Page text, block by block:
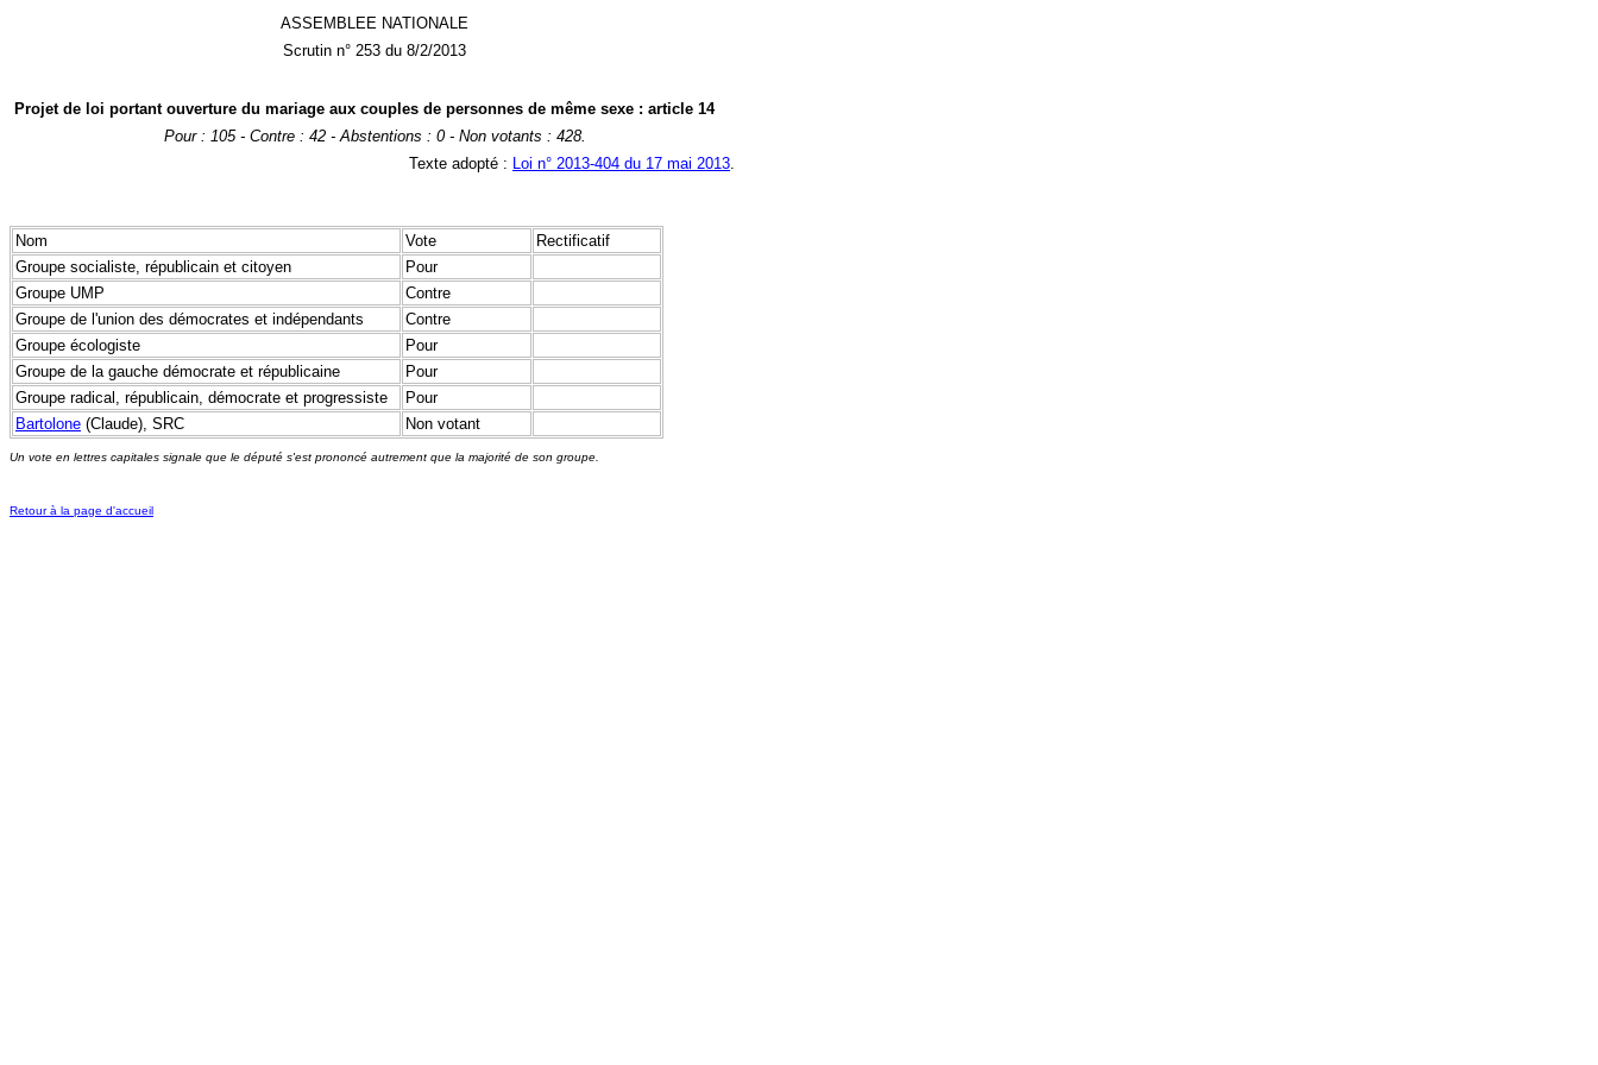
ASSEMBLEE NATIONALE
Scrutin n° 253 du 8/2/2013
Projet de loi portant ouverture du mariage aux couples de personnes de même sexe : article 14
Pour : 105 - Contre : 42 - Abstentions : 0 - Non votants : 428.
Texte adopté : Loi n° 2013-404 du 17 mai 2013.
Nom Vote
Rectificatif
Groupe socialiste, républicain et citoyen
Pour
Groupe UMP
Contre
Groupe de l'union des démocrates et indépendants
Contre
Groupe écologiste
Pour
Groupe de la gauche démocrate et républicaine
Pour
Groupe radical, républicain, démocrate et progressiste
Pour
Bartolone (Claude), SRC Non votant
Un vote en lettres capitales signale que le député s'est prononcé autrement que la majorité de son groupe.
Retour à la page d'accueil